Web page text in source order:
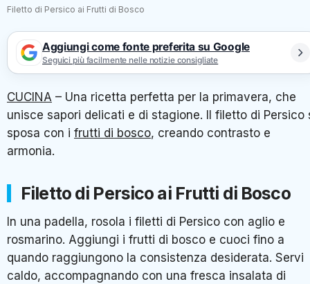
Filetto di Persico ai Frutti di Bosco
Aggiungi come fonte preferita su Google
Seguici più facilmente nelle notizie consigliate
CUCINA – Una ricetta perfetta per la primavera, che
unisce sapori delicati e di stagione. Il filetto di Persico
sposa con i frutti di bosco, creando contrasto e
armonia.
Filetto di Persico ai Frutti di Bosco
In una padella, rosola i filetti di Persico con aglio e
rosmarino. Aggiungi i frutti di bosco e cuoci fino a
quando raggiungono la consistenza desiderata. Servi
caldo, accompagnando con una fresca insalata di